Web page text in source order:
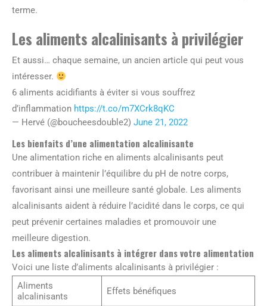
terme.
Les aliments alcalinisants à privilégier
Et aussi… chaque semaine, un ancien article qui peut vous
intéresser.
6 aliments acidifiants à éviter si vous souffrez
d’inflammation https://t.co/m7XCrk8qKC
— Hervé (@boucheesdouble2) June 21, 2022
Les bienfaits d’une alimentation alcalinisante
Une alimentation riche en aliments alcalinisants peut
contribuer à maintenir l’équilibre du pH de notre corps,
favorisant ainsi une meilleure santé globale. Les aliments
alcalinisants aident à réduire l’acidité dans le corps, ce qui
peut prévenir certaines maladies et promouvoir une
meilleure digestion.
Les aliments alcalinisants à intégrer dans votre alimentation
Voici une liste d’aliments alcalinisants à privilégier :
Aliments
alcalinisants
Effets bénéfiques